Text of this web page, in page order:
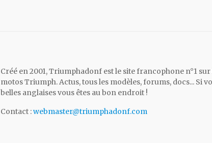
Créé en 2001, Triumphadonf est le site francophone n°1
motos Triumph. Actus, tous les modèles, forums, docs... Si
belles anglaises vous êtes au bon endroit !
Contact :webmaster@triumphadonf.com